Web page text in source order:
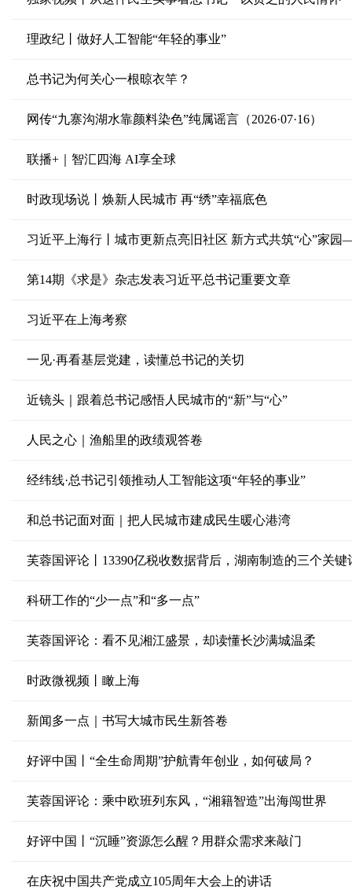
理政纪丨做好人工智能“年轻的事业”
总书记为何关心一根晾衣竿？
网传“九寨沟湖水靠颜料染色”纯属谣言（2026·07·16）
联播+｜智汇四海 AI享全球
时政现场说丨焕新人民城市 再“绣”幸福底色
第14期《求是》杂志发表习近平总书记重要文章
习近平在上海考察
一见·再看基层党建，读懂总书记的关切
近镜头｜跟着总书记感悟人民城市的“新”与“心”
人民之心｜渔船里的政绩观答卷
经纬线·总书记引领推动人工智能这项“年轻的事业”
和总书记面对面｜把人民城市建成民生暖心港湾
芙蓉国评论丨13390亿税收数据背后，湖南制造的三个关键
科研工作的“少一点”和“多一点”
芙蓉国评论：看不见湘江盛景，却读懂长沙满城温柔
时政微视频丨瞰上海
新闻多一点｜书写大城市民生新答卷
好评中国丨“全生命周期”护航青年创业，如何破局？
芙蓉国评论：乘中欧班列东风，“湘籍智造”出海闯世界
好评中国丨“沉睡”资源怎么醒？用群众需求来敲门
在庆祝中国共产党成立105周年大会上的讲话